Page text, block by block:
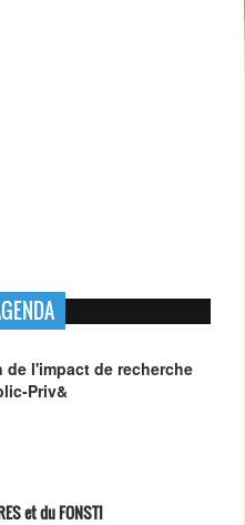
l'impact de recherche
Priv&
et du FONSTI